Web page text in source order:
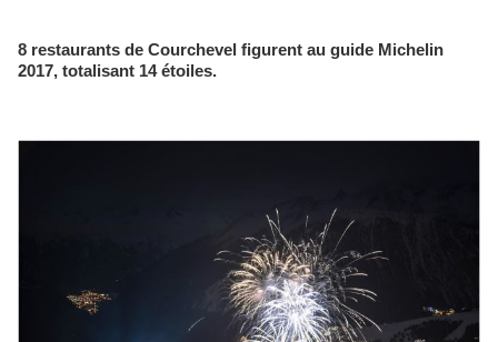
8 restaurants de Courchevel figurent au guide Michelin
2017, totalisant 14 étoiles.